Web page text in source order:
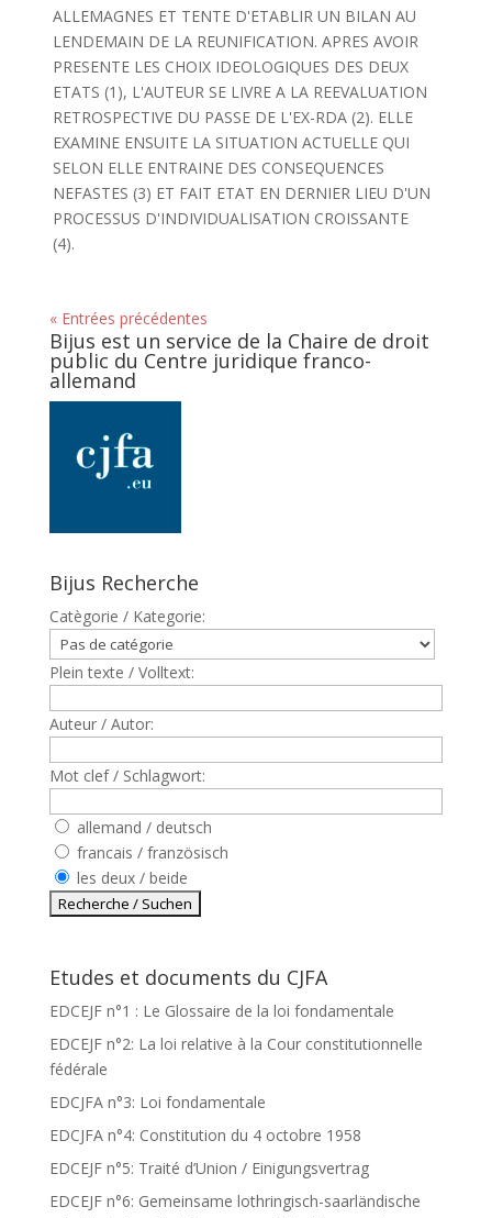
ALLEMAGNES ET TENTE D'ETABLIR UN BILAN AU
LENDEMAIN DE LA REUNIFICATION. APRES AVOIR
PRESENTE LES CHOIX IDEOLOGIQUES DES DEUX
ETATS (1), L'AUTEUR SE LIVRE A LA REEVALUATION
RETROSPECTIVE DU PASSE DE L'EX-RDA (2). ELLE
EXAMINE ENSUITE LA SITUATION ACTUELLE QUI
SELON ELLE ENTRAINE DES CONSEQUENCES
NEFASTES (3) ET FAIT ETAT EN DERNIER LIEU D'UN
PROCESSUS D'INDIVIDUALISATION CROISSANTE
(4).
« Entrées précédentes
Bijus est un service de la Chaire de droit
public du Centre juridique franco-
allemand
Bijus Recherche
Catègorie / Kategorie:
Plein texte / Volltext:
Auteur / Autor:
Mot clef / Schlagwort:
allemand / deutsch
francais / französisch
les deux / beide
Etudes et documents du CJFA
EDCEJF n°1 : Le Glossaire de la loi fondamentale
EDCEJF n°2: La loi relative à la Cour constitutionnelle
fédérale
EDCJFA n°3: Loi fondamentale
EDCJFA n°4: Constitution du 4 octobre 1958
EDCEJF n°5: Traité d’Union / Einigungsvertrag
EDCEJF n°6: Gemeinsame lothringisch-saarländische